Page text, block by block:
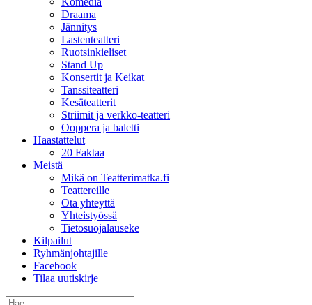
Draama
Jännitys
Lastenteatteri
Ruotsinkieliset
Stand Up
Konsertit ja Keikat
Tanssiteatteri
Kesäteatterit
Striimit ja verkko-teatteri
Ooppera ja baletti
Haastattelut
20 Faktaa
Meistä
Mikä on Teatterimatka.fi
Teattereille
Ota yhteyttä
Yhteistyössä
Tietosuojalauseke
Kilpailut
Ryhmänjohtajille
Facebook
Tilaa uutiskirje
Etsi